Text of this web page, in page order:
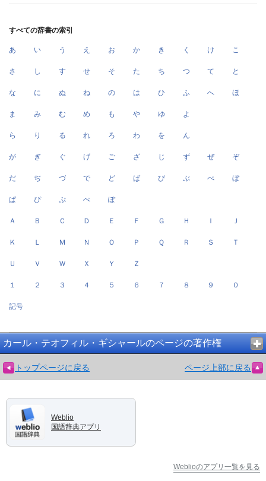
すべての辞書の索引
あ い う え お か き く け こ
さ し す せ そ た ち つ て と
な に ぬ ね の は ひ ふ へ ほ
ま み む め も や ゆ よ
ら り る れ ろ わ を ん
が ぎ ぐ げ ご ざ じ ず ぜ ぞ
だ ぢ づ で ど ば び ぶ べ ぼ
ぱ ぴ ぷ ぺ ぽ
Ａ Ｂ Ｃ Ｄ Ｅ Ｆ Ｇ Ｈ Ｉ Ｊ
Ｋ Ｌ Ｍ Ｎ Ｏ Ｐ Ｑ Ｒ Ｓ Ｔ
Ｕ Ｖ Ｗ Ｘ Ｙ Ｚ
１ ２ ３ ４ ５ ６ ７ ８ ９ ０
記号
カール・テオフィル・ギシャールのページの著作権
トップページに戻る ページ上部に戻る
Weblio
国語辞典アプリ
Weblioのアプリ一覧を見る